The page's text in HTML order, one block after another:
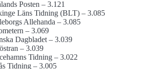
Posten – 3.121
Läns Tidning (BLT) – 3.085
Allehanda – 3.085
– 3.069
Dagbladet – 3.039
– 3.039
Tidning – 3.022
Tidning – 3.005